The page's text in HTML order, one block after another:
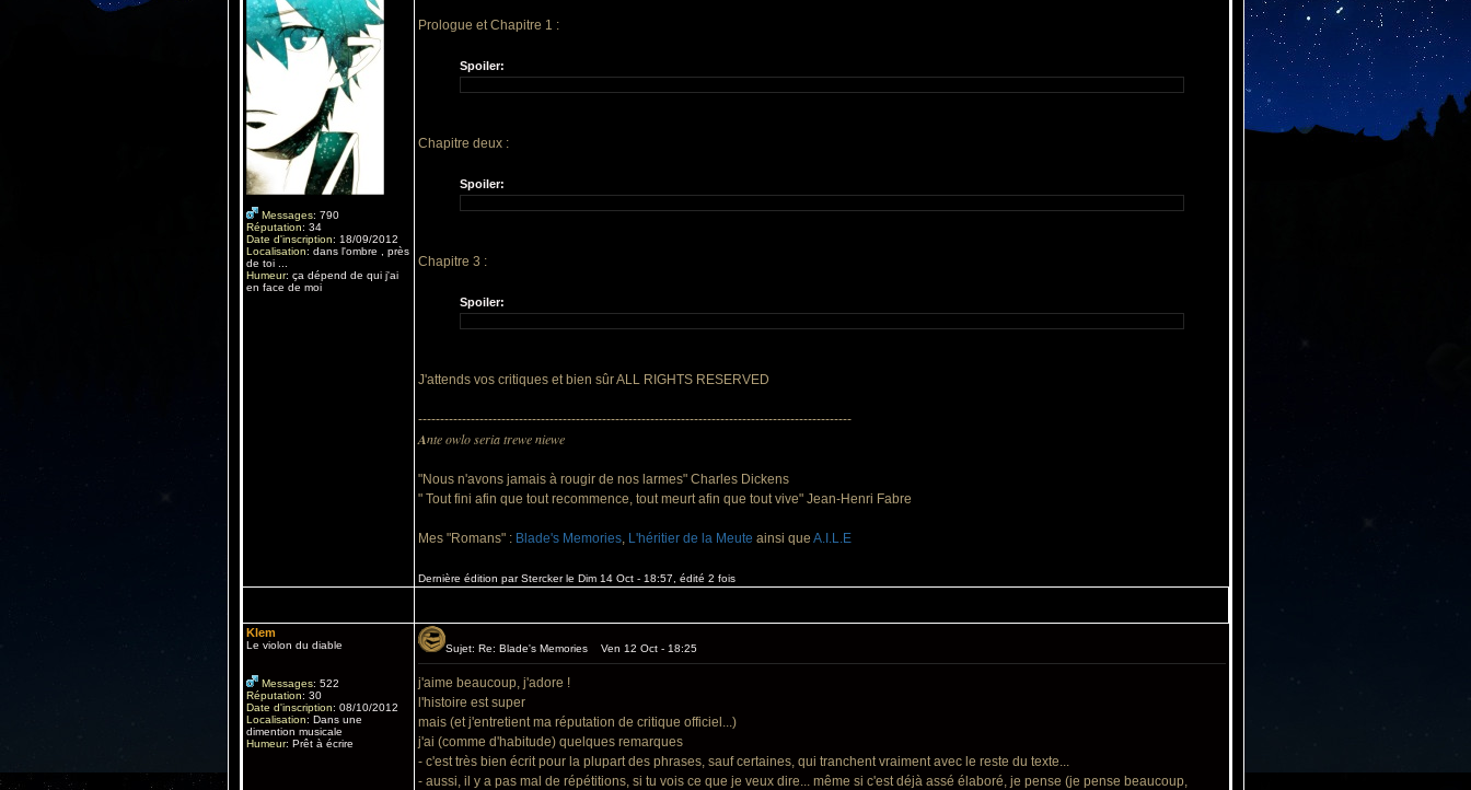
Messages: 790
Réputation: 34
Date d'inscription: 18/09/2012
Localisation: dans l'ombre , près
de toi ...
Humeur: ça dépend de qui j'ai
en face de moi
Prologue et Chapitre 1 :
Spoiler:
Chapitre deux :
Spoiler:
Chapitre 3 :
Spoiler:
J'attends vos critiques et bien sûr ALL RIGHTS RESERVED
---------------------------------------------------------------------------------------------------
Ante owlo seria trewe niewe
"Nous n'avons jamais à rougir de nos larmes" Charles Dickens
" Tout fini afin que tout recommence, tout meurt afin que tout vive" Jean-Henri Fabre
Mes "Romans" : Blade's Memories, L'héritier de la Meute ainsi que A.I.L.E
Dernière édition par Stercker le Dim 14 Oct - 18:57, édité 2 fois
Klem
Le violon du diable
Messages: 522
Réputation: 30
Date d'inscription: 08/10/2012
Localisation: Dans une
dimention musicale
Humeur: Prêt à écrire
Sujet: Re: Blade's Memories Ven 12 Oct - 18:25
j'aime beaucoup, j'adore !
l'histoire est super
mais (et j'entretient ma réputation de critique officiel...)
j'ai (comme d'habitude) quelques remarques
- c'est très bien écrit pour la plupart des phrases, sauf certaines, qui tranchent vraiment avec le reste du texte...
- aussi, il y a pas mal de répétitions, si tu vois ce que je veux dire... même si c'est déjà assé élaboré, je pense (je pense beaucoup,